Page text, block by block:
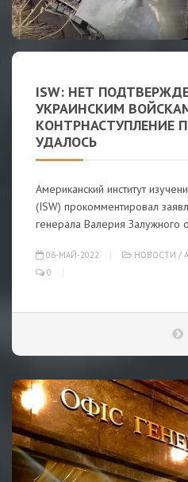
ISW: НЕТ
УКРАИНСКИМ
КОНТРНАСТУПЛЕНИЕ
УДАЛОСЬ
Американский институт
(ISW) прокомментировал
генерала Валерия Залужного
06-МАЙ-2022 НОВОСТИ /
0